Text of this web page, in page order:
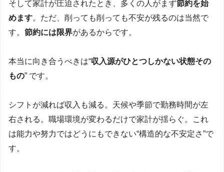
そして家計が圧迫されたとき、多くの人がまず節約を始
めます。ただ、削っても削っても不安が残るのは当然で
す。 節約には限界があるからです。
本当に向き合うべきは“収入源がひとつしかない状態その
もの” です。
シフトが減れば収入も減る。天候や季節で勤務時間が左
右される。職場環境が変わるだけで家計が揺らぐ。これ
は能力や努力ではどうにもできない“構造的な不安定さ”で
す。